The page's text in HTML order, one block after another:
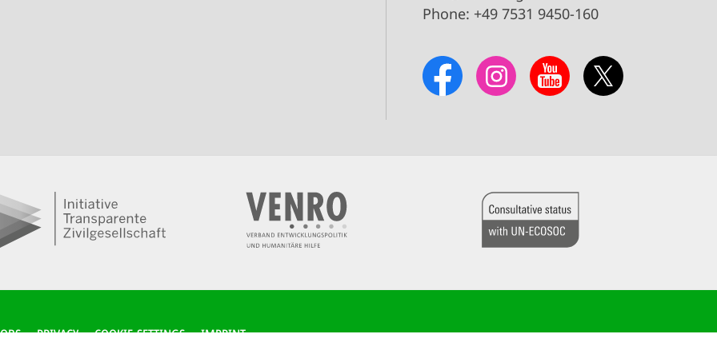
Phone: +49 7531 9450-160
PRIVACY COOKIE-SETTINGS IMPRINT